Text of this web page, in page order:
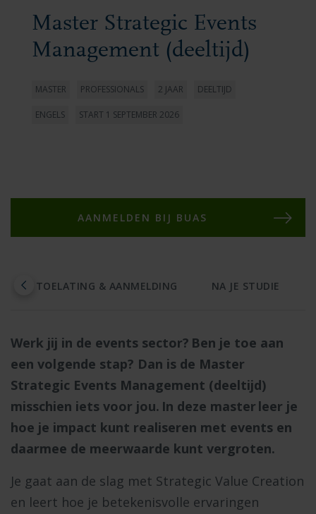
Master Strategic Events
Management (deeltijd)
MASTER PROFESSIONALS 2 JAAR DEELTIJD
ENGELS START 1 SEPTEMBER 2026
AANMELDEN BIJ BUAS
TOELATING & AANMELDING NA JE STUDIE
Werk jij in de events sector? Ben je toe aan
een volgende stap? Dan is de Master
Strategic Events Management (deeltijd)
misschien iets voor jou. In deze master leer je
hoe je impact kunt realiseren met events en
daarmee de meerwaarde kunt vergroten.
Je gaat aan de slag met Strategic Value Creation
en leert hoe je betekenisvolle ervaringen